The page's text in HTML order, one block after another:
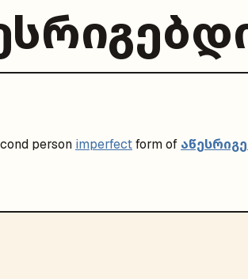
person imperfectform of